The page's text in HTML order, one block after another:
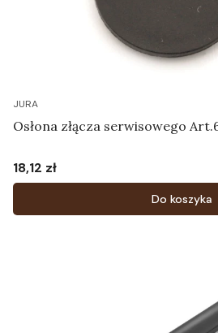
JURA
Osłona złącza serwisowego
Cena
18,12 zł
Do koszyka